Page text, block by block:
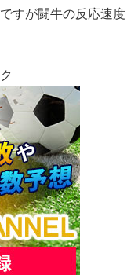
すが闘牛の反応速度